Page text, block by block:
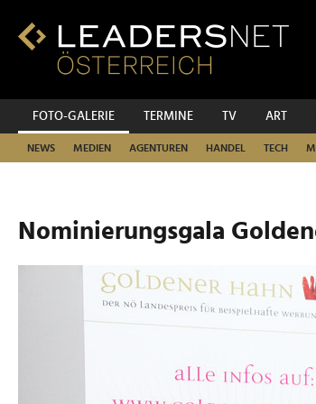
Inhalt
Fußzeilen-
Hauptnavigation
FOTO-GALERIE TERMINE TV ART
NEWS MEDIEN AGENTUREN HANDEL TECH
Nominierungsgala